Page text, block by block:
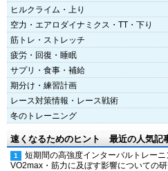
ヒルクライム・上り
空力・エアロダイナミクス・TT・下り
筋トレ・ストレッチ
疲労・回復・睡眠
サプリ・食事・補給
期分け・練習計画
レース対策情報・レース戦術
冬のトレーニング
速くなるためのヒント 最近の人気記
短期間の高強度インターバルトレーニ
VO2max・筋力に及ぼす影響についての